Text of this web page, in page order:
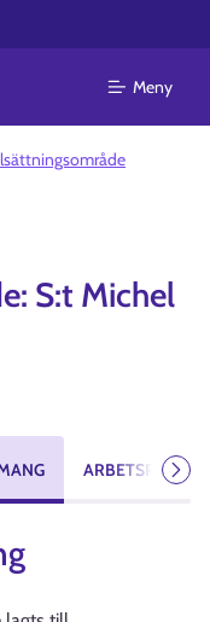
Meny
S:t Michel